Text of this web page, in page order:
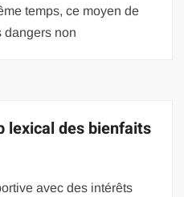
temps, ce moyen de
dangers non
lexical des bienfaits
avec des intérêts